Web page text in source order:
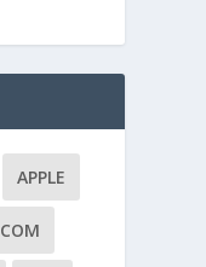
APPLE
COM